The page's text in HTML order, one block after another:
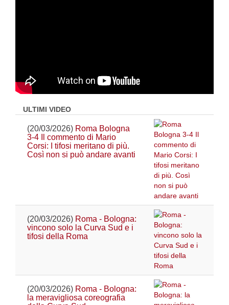
ULTIMI VIDEO
(20/03/2026) Roma Bologna
3-4 Il commento di Mario
Corsi: I tifosi meritano di più.
Così non si può andare avanti
(20/03/2026) Roma - Bologna:
vincono solo la Curva Sud e i
tifosi della Roma
(20/03/2026) Roma - Bologna:
la meravigliosa coreografia